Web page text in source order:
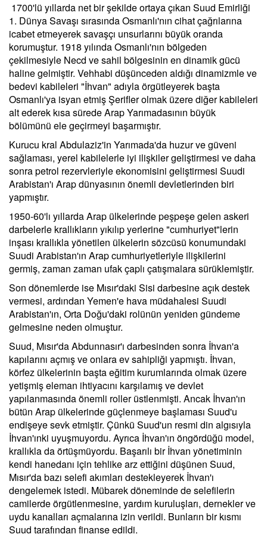
1700'lü yıllarda net bir şekilde ortaya çıkan Suud Emirliği
1. Dünya Savaşı sırasında Osmanlı'nın cihat çağrılarına
icabet etmeyerek savaşçı unsurlarını büyük oranda
korumuştur. 1918 yılında Osmanlı'nın bölgeden
çekilmesiyle Necd ve sahil bölgesinin en dinamik gücü
haline gelmiştir. Vehhabi düşünceden aldığı dinamizmle ve
bedevi kabileleri "İhvan" adıyla örgütleyerek başta
Osmanlı'ya isyan etmiş Şerifler olmak üzere diğer kabileleri
alt ederek kısa sürede Arap Yarımadasının büyük
bölümünü ele geçirmeyi başarmıştır.
Kurucu kral Abdulaziz'in Yarımada'da huzur ve güveni
sağlaması, yerel kabilelerle iyi ilişkiler geliştirmesi ve daha
sonra petrol rezervleriyle ekonomisini geliştirmesi Suudi
Arabistan'ı Arap dünyasının önemli devletlerinden biri
yapmıştır.
1950-60'lı yıllarda Arap ülkelerinde peşpeşe gelen askeri
darbelerle krallıkların yıkılıp yerlerine "cumhuriyet"lerin
inşası krallıkla yönetilen ülkelerin sözcüsü konumundaki
Suudi Arabistan'ın Arap cumhuriyetleriyle ilişkilerini
germiş, zaman zaman ufak çaplı çatışmalara sürüklemiştir.
Son dönemlerde ise Mısır'daki Sisi darbesine açık destek
vermesi, ardından Yemen'e hava müdahalesi Suudi
Arabistan'ın, Orta Doğu'daki rolünün yeniden gündeme
gelmesine neden olmuştur.
Suud, Mısır'da Abdunnasır'ı darbesinden sonra İhvan'a
kapılarını açmış ve onlara ev sahipliği yapmıştı. İhvan,
körfez ülkelerinin başta eğitim kurumlarında olmak üzere
yetişmiş eleman ihtiyacını karşılamış ve devlet
yapılanmasında önemli roller üstlenmişti. Ancak İhvan'ın
bütün Arap ülkelerinde güçlenmeye başlaması Suud'u
endişeye sevk etmiştir. Çünkü Suud'un resmi din algısıyla
İhvan'ınki uyuşmuyordu. Ayrıca İhvan'ın öngördüğü model,
krallıkla da örtüşmüyordu. Başarılı bir İhvan yönetiminin
kendi hanedanı için tehlike arz ettiğini düşünen Suud,
Mısır'da bazı selefi akımları destekleyerek İhvan'ı
dengelemek istedi. Mübarek döneminde de selefilerin
camilerde örgütlenmesine, yardım kuruluşları, dernekler ve
uydu kanalları açmalarına izin verildi. Bunların bir kısmı
Suud tarafından finanse edildi.